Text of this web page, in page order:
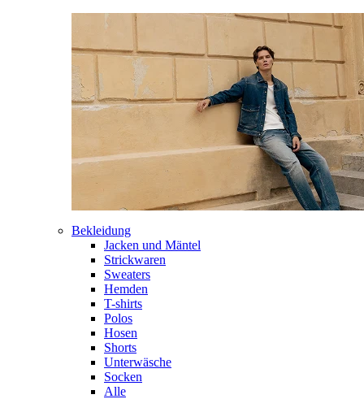
Bekleidung
Jacken und Mäntel
Strickwaren
Sweaters
Hemden
T-shirts
Polos
Hosen
Shorts
Unterwäsche
Socken
Alle